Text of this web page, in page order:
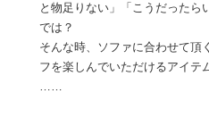
と物足りない」「こうだったら
では？
そんな時、ソファに合わせて頂
フを楽しんでいただけるアイテ
……